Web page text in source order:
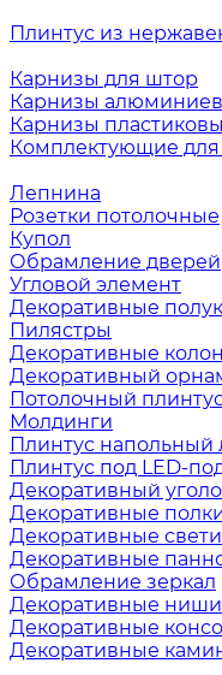
Плинтус из
Карнизы для штор
Карнизы
Карнизы
Комплектующие для
Лепнина
Розетки потолочные
Купол
Обрамление дверей
Угловой элемент
Декоративные
Пилястры
Декоративные
Декоративный
Потолочный
Молдинги
Плинтус напольный
Плинтус под LED-
Декоративный
Декоративные
Декоративные
Декоративные
Обрамление зеркал
Декоративные ниши
Декоративные
Декоративные